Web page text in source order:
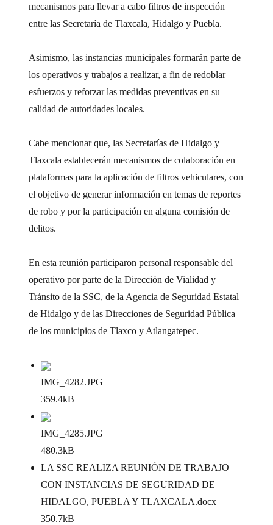
mecanismos para llevar a cabo filtros de inspección
entre las Secretaría de Tlaxcala, Hidalgo y Puebla.
Asimismo, las instancias municipales formarán parte de
los operativos y trabajos a realizar, a fin de redoblar
esfuerzos y reforzar las medidas preventivas en su
calidad de autoridades locales.
Cabe mencionar que, las Secretarías de Hidalgo y
Tlaxcala establecerán mecanismos de colaboración en
plataformas para la aplicación de filtros vehiculares, con
el objetivo de generar información en temas de reportes
de robo y por la participación en alguna comisión de
delitos.
En esta reunión participaron personal responsable del
operativo por parte de la Dirección de Vialidad y
Tránsito de la SSC, de la Agencia de Seguridad Estatal
de Hidalgo y de las Direcciones de Seguridad Pública
de los municipios de Tlaxco y Atlangatepec.
IMG_4282.JPG
359.4kB
IMG_4285.JPG
480.3kB
LA SSC REALIZA REUNIÓN DE TRABAJO
CON INSTANCIAS DE SEGURIDAD DE
HIDALGO, PUEBLA Y TLAXCALA.docx
350.7kB